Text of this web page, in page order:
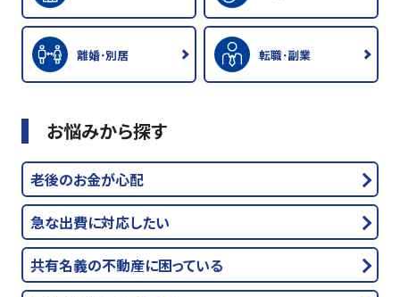
離婚･別居 転職･副業
お悩みから探す
老後のお金が心配
急な出費に対応したい
共有名義の不動産に困っている